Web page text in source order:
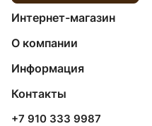
Интернет-магазин
О компании
Информация
Контакты
+7 910 333 9987